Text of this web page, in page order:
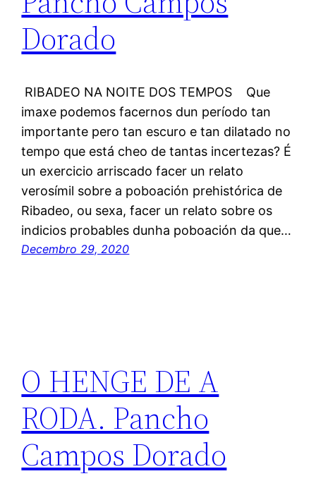
Dorado
RIBADEO NA NOITE DOS TEMPOS Que
imaxe podemos facernos dun período tan
importante pero tan escuro e tan dilatado no
tempo que está cheo de tantas incertezas? É
un exercicio arriscado facer un relato
verosímil sobre a poboación prehistórica de
Ribadeo, ou sexa, facer un relato sobre os
indicios probables dunha poboación da que…
Decembro 29, 2020
O HENGE DE A
RODA. Pancho
Campos Dorado